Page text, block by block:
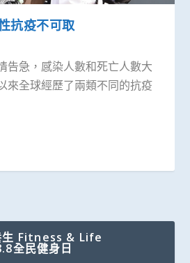
抗疫不可取
告急，感染人數和死亡人數大
來全球經歷了兩類不同的抗疫
生 Fitness & Life
全民健身日